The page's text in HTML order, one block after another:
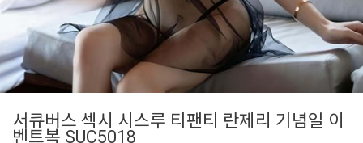
서큐버스 섹시 시스루 티팬티 란제리 기념일 이
벤트복 SUC5018